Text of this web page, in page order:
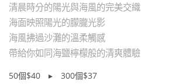
清晨時分的陽光與海風的完美交織
海面映照陽光的朦朧光影
海風拂過沙灘的溫柔觸感
帶給你如同海鹽檸檬般的清爽體驗
50個$40 ▸ 300個$37